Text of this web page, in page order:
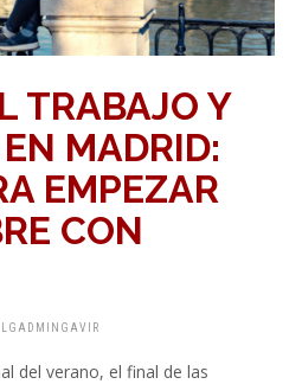
TRABAJO Y
MADRID:
EMPEZAR
CON
del verano, el final de las